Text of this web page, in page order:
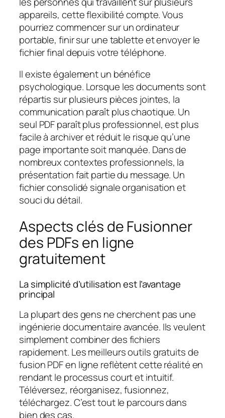
appareils, cette flexibilité compte. Vous
pourriez commencer sur un ordinateur
portable, finir sur une tablette et envoyer le
fichier final depuis votre téléphone.
Il existe également un bénéfice
psychologique. Lorsque les documents sont
répartis sur plusieurs pièces jointes, la
communication paraît plus chaotique. Un
seul PDF paraît plus professionnel, est plus
facile à archiver et réduit le risque qu’une
page importante soit manquée. Dans de
nombreux contextes professionnels, la
présentation fait partie du message. Un
fichier consolidé signale organisation et
souci du détail.
Aspects clés de Fusionner
des PDFs en ligne
gratuitement
La simplicité d’utilisation est l’avantage
principal
La plupart des gens ne cherchent pas une
ingénierie documentaire avancée. Ils veulent
simplement combiner des fichiers
rapidement. Les meilleurs outils gratuits de
fusion PDF en ligne reflètent cette réalité en
rendant le processus court et intuitif.
Téléversez, réorganisez, fusionnez,
téléchargez. C’est tout le parcours dans
bien des cas.